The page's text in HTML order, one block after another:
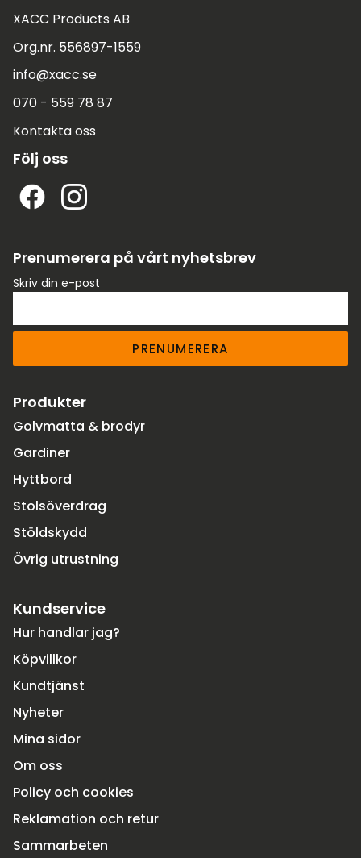
XACC Products AB
Org.nr. 556897-1559
info@xacc.se
070 - 559 78 87
Kontakta oss
Följ oss
Prenumerera på vårt nyhetsbrev
Skriv din e-post
PRENUMERERA
Produkter
Golvmatta & brodyr
Gardiner
Hyttbord
Stolsöverdrag
Stöldskydd
Övrig utrustning
Kundservice
Hur handlar jag?
Köpvillkor
Kundtjänst
Nyheter
Mina sidor
Om oss
Policy och cookies
Reklamation och retur
Sammarbeten